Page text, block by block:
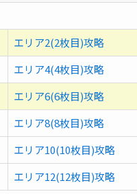
エリア2(2枚目)攻略
エリア4(4枚目)攻略
エリア6(6枚目)攻略
エリア8(8枚目)攻略
エリア10(10枚目)攻略
エリア12(12枚目)攻略